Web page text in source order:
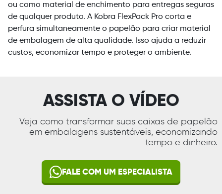
ou como material de enchimento para entregas seguras
de qualquer produto. A Kobra FlexPack Pro corta e
perfura simultaneamente o papelão para criar material
de embalagem de alta qualidade. Isso ajuda a reduzir
custos, economizar tempo e proteger o ambiente.
ASSISTA O VÍDEO
Veja como transformar suas caixas de papelão
em embalagens sustentáveis, economizando
tempo e dinheiro.
FALE COM UM ESPECIALISTA